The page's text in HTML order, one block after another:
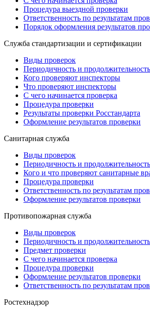
Процедура выездной проверки
Ответственность по результатам
Порядок оформления результатов
Служба стандартизации и сертификации
Виды проверок
Периодичность и
Кого проверяют инспекторы
Что проверяют инспекторы
С чего начинается проверка
Процедура проверки
Результаты проверки Росстандарта
Оформление результатов проверки
Санитарная служба
Виды проверок
Периодичность и
Кого и что проверяют санитарные
Процедура проверки
Ответственность по результатам
Оформление результатов проверки
Противопожарная служба
Виды проверок
Периодичность и
Предмет проверки
С чего начинается проверка
Процедура проверки
Оформление результатов проверки
Ответственность по результатам
Ростехнадзор